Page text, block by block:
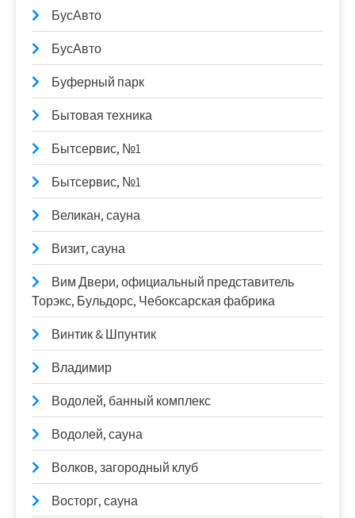
БусАвто
БусАвто
Буферный парк
Бытовая техника
Бытсервис, №1
Бытсервис, №1
Великан, сауна
Визит, сауна
Вим Двери, официальный представитель
Торэкс, Бульдорс, Чебоксарская фабрика
Винтик & Шпунтик
Владимир
Водолей, банный комплекс
Водолей, сауна
Волков, загородный клуб
Восторг, сауна